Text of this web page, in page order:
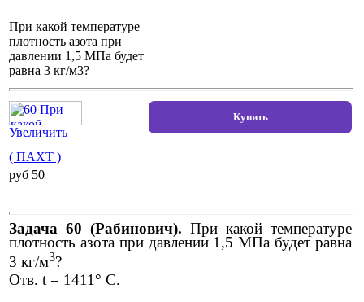
При какой температуре
плотность азота при
давлении 1,5 МПа будет
равна 3 кг/м3?
Увеличить
( ПАХТ )
pуб 50
Задача 60 (Рабинович). При какой температуре
плотность азота при давлении 1,5 МПа будет равна
3 кг/м3?
Отв. t = 1411° С.